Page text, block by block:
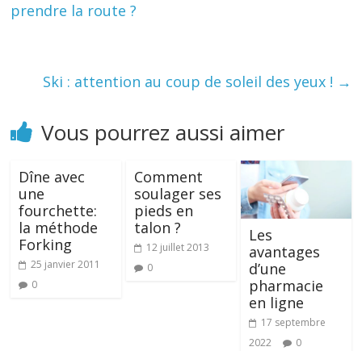
prendre la route ?
Ski : attention au coup de soleil des yeux ! →
Vous pourrez aussi aimer
Dîne avec
une
fourchette:
la méthode
Forking
25 janvier 2011
0
Comment
soulager ses
pieds en
talon ?
12 juillet 2013
0
Les
avantages
d’une
pharmacie
en ligne
17 septembre
2022
0